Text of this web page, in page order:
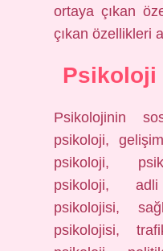
ortaya çıkan
çıkan özellikleri
Psikoloji
Psikolojinin
psikoloji,
psikoloji,
psikoloji,
psikolojisi,
psikolojisi,